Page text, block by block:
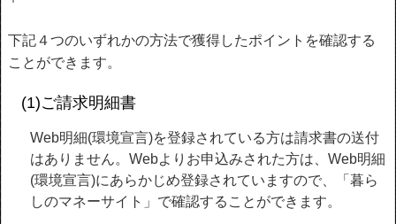
下記４つのいずれかの方法で獲得したポイントを確認する
ことができます。
(1)ご請求明細書
Web明細(環境宣言)を登録されている方は請求書の送付
はありません。Webよりお申込みされた方は、Web明細
(環境宣言)にあらかじめ登録されていますので、「暮ら
しのマネーサイト」で確認することができます。